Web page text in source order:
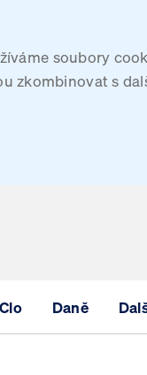
soubory
zkombinovat s
Clo Daně